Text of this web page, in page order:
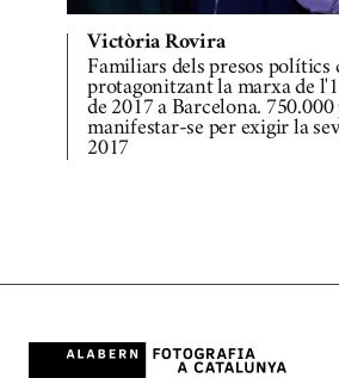
Victòria Rovira
Familiars dels presos polítics
protagonitzant la marxa de
de 2017 a Barcelona. 750.000
manifestar-se per exigir la
2017